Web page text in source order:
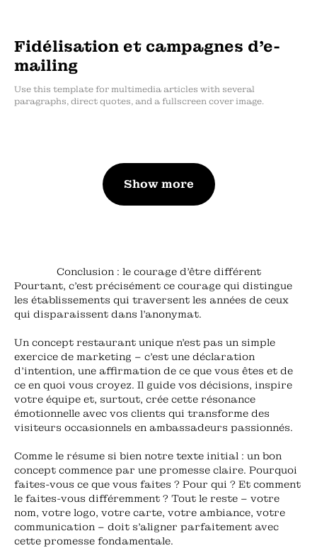
Fidélisation et campagnes d’e-
mailing
Use this template for multimedia articles with several
paragraphs, direct quotes, and a fullscreen cover image.
Show more
Conclusion : le courage d'être différent
Pourtant, c'est précisément ce courage qui distingue
les établissements qui traversent les années de ceux
qui disparaissent dans l'anonymat.
Un concept restaurant unique n'est pas un simple
exercice de marketing – c'est une déclaration
d'intention, une affirmation de ce que vous êtes et de
ce en quoi vous croyez. Il guide vos décisions, inspire
votre équipe et, surtout, crée cette résonance
émotionnelle avec vos clients qui transforme des
visiteurs occasionnels en ambassadeurs passionnés.
Comme le résume si bien notre texte initial : un bon
concept commence par une promesse claire. Pourquoi
faites-vous ce que vous faites ? Pour qui ? Et comment
le faites-vous différemment ? Tout le reste – votre
nom, votre logo, votre carte, votre ambiance, votre
communication – doit s'aligner parfaitement avec
cette promesse fondamentale.